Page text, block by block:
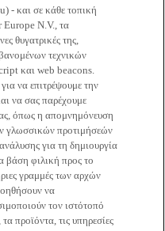
- και σε κάθε τοπική
Europe N.V., τα
θυγατρικές της,
τεχνικών
και web beacons.
να επιτρέψουμε την
να σας παρέχουμε
όπως η απομνημόνευση
γλωσσικών προτιμήσεών
για τη δημιουργία
βάση φιλική προς το
γραμμές των αρχών
να
τον ιστότοπό
προϊόντα, τις υπηρεσίες